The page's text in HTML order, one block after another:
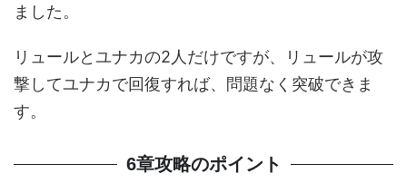
ました。
リュールとユナカの2人だけですが、リュールが攻
撃してユナカで回復すれば、問題なく突破できま
す。
6章攻略のポイント